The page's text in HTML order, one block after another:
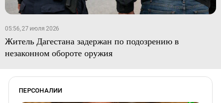
05:56, 27 июля 2026
Житель Дагестана задержан по подозрению в
незаконном обороте оружия
ПЕРСОНАЛИИ